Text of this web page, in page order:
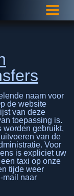
naam voor
de website
van deze
toepassing is.
worden gebruikt,
van de
Voor
is expliciet uw
taxi op onze
tijde weer
mail naar